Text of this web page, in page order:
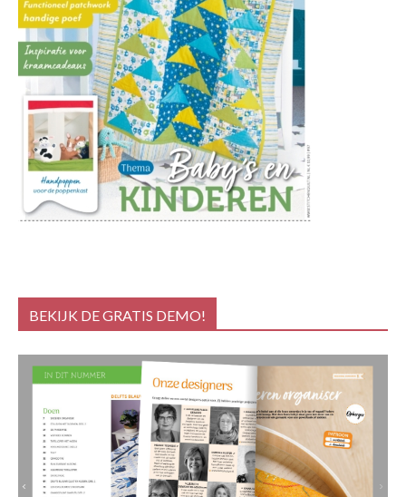
BEKIJK DE GRATIS DEMO!